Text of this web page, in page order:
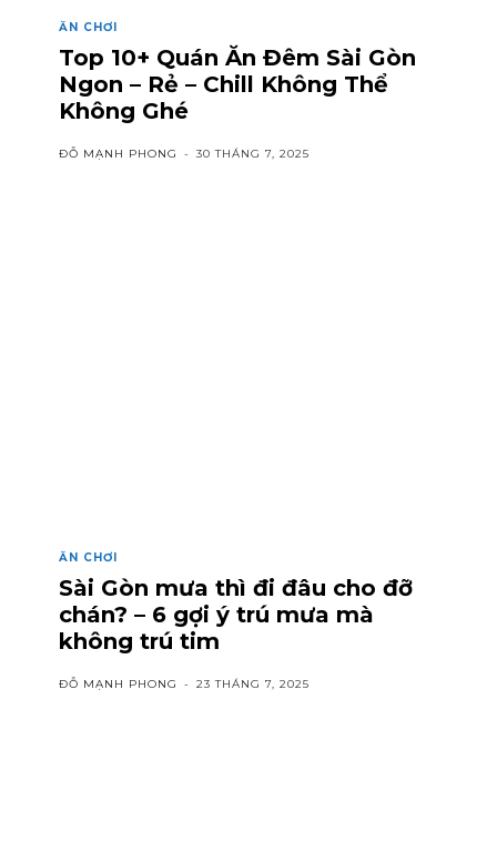
ĂN CHƠI
Top 10+ Quán Ăn Đêm Sài Gòn
Ngon – Rẻ – Chill Không Thể
Không Ghé
ĐỖ MẠNH PHONG - 30 THÁNG 7, 2025
ĂN CHƠI
Sài Gòn mưa thì đi đâu cho đỡ
chán? – 6 gợi ý trú mưa mà
không trú tim
ĐỖ MẠNH PHONG - 23 THÁNG 7, 2025